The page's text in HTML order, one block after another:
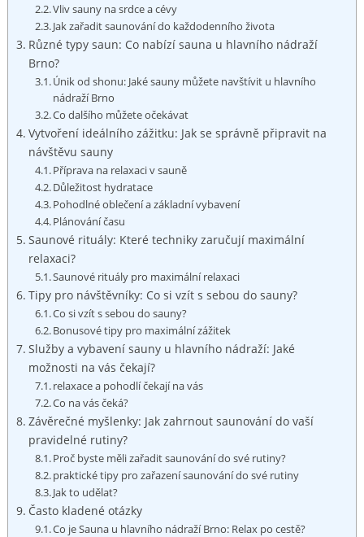
Vliv sauny na srdce a cévy
Jak zařadit saunování do každodenního života
Různé typy saun: Co nabízí sauna u hlavního nádraží
Brno?
Únik od shonu: Jaké sauny můžete navštívit u hlavního
nádraží Brno
Co dalšího můžete očekávat
Vytvoření ideálního zážitku: Jak se správně připravit na
návštěvu sauny
Příprava na relaxaci v sauně
Důležitost hydratace
Pohodlné oblečení a základní vybavení
Plánování času
Saunové rituály: Které techniky zaručují maximální
relaxaci?
Saunové rituály pro maximální relaxaci
Tipy pro návštěvníky: Co si vzít s sebou do sauny?
Co si vzít s sebou do sauny?
Bonusové tipy pro maximální zážitek
Služby a vybavení sauny u hlavního nádraží: Jaké
možnosti na vás čekají?
relaxace a pohodlí čekají na vás
Co na vás čeká?
Závěrečné myšlenky: Jak zahrnout saunování do vaší
pravidelné rutiny?
Proč byste měli zařadit saunování do své rutiny?
praktické tipy pro zařazení saunování do své rutiny
Jak to udělat?
Často kladené otázky
Co je Sauna u hlavního nádraží Brno: Relax po cestě?